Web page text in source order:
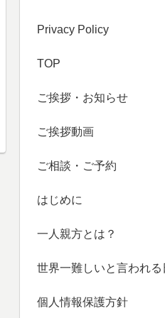
Privacy Policy
TOP
ご挨拶・お知らせ
ご挨拶動画
ご相談・ご予約
はじめに
一人親方とは？
世界一難しいと言われ
個人情報保護方針